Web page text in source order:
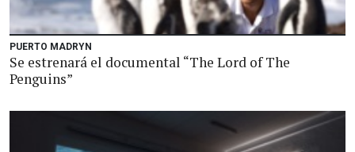
PUERTO MADRYN
Se estrenará el documental “The Lord of The
Penguins”